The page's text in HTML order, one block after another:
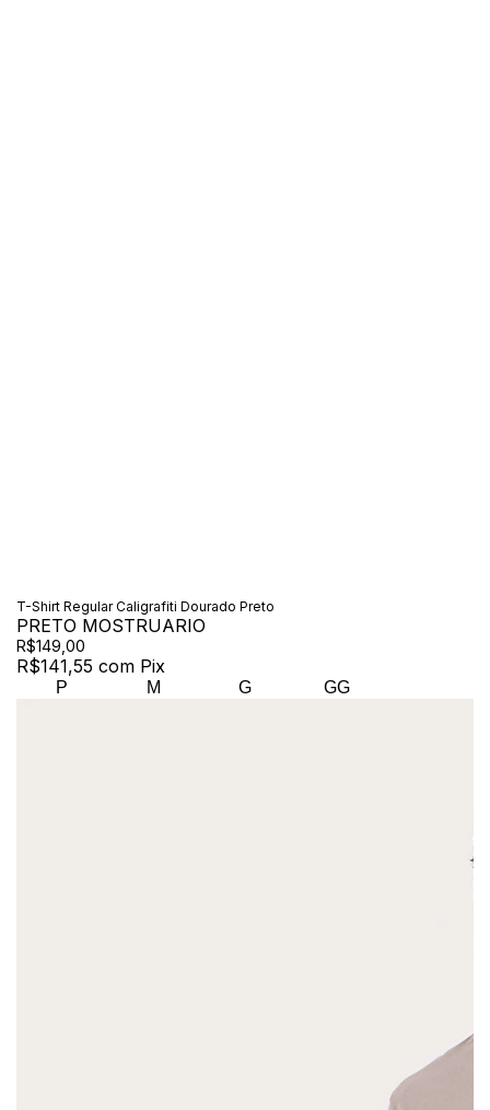
T-Shirt Regular Caligrafiti Dourado Preto
PRETO MOSTRUARIO
R$149,00
R$141,55 com Pix
P M G GG